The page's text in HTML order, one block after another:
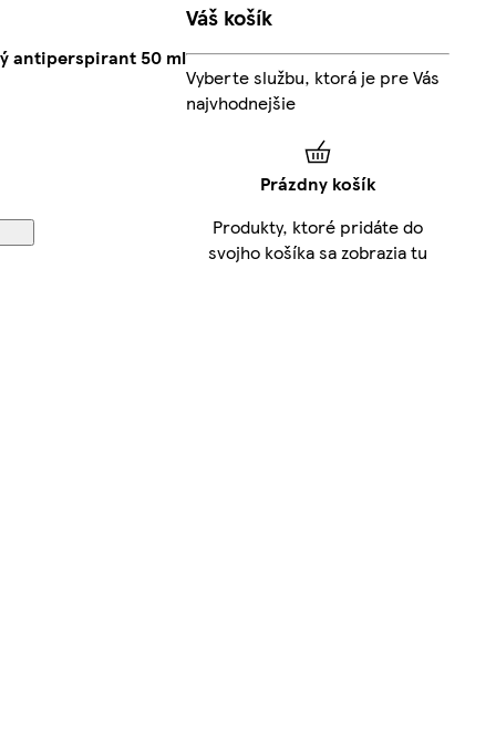
antiperspirant 50 ml
Váš košík
Vyberte službu, ktorá je pre Vás
najvhodnejšie
Prázdny košík
Produkty, ktoré pridáte do
svojho košíka sa zobrazia tu